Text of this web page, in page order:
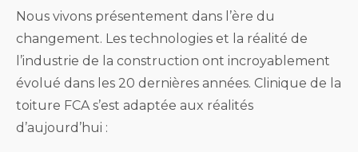
Nous vivons présentement dans l’ère du
changement. Les technologies et la réalité de
l’industrie de la construction ont incroyablement
évolué dans les 20 dernières années. Clinique de la
toiture FCA s’est adaptée aux réalités
d’aujourd’hui :